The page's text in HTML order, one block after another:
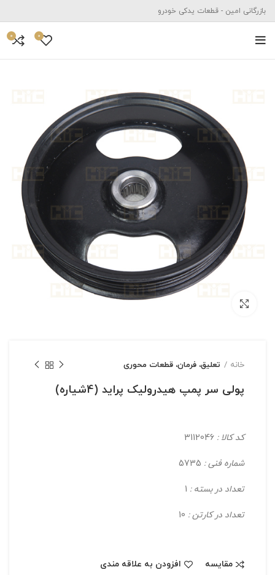
بازرگانی امین - قطعات یدکی خودرو
0
0
خانه تعلیق، فرمان، قطعات محوری
پولی سر پمپ هيدروليک پرايد (4شياره)
کد کالا :
شماره فنی :
تعداد در بسته :
تعداد در کارتن :
مقایسه افزودن به علاقه مندی